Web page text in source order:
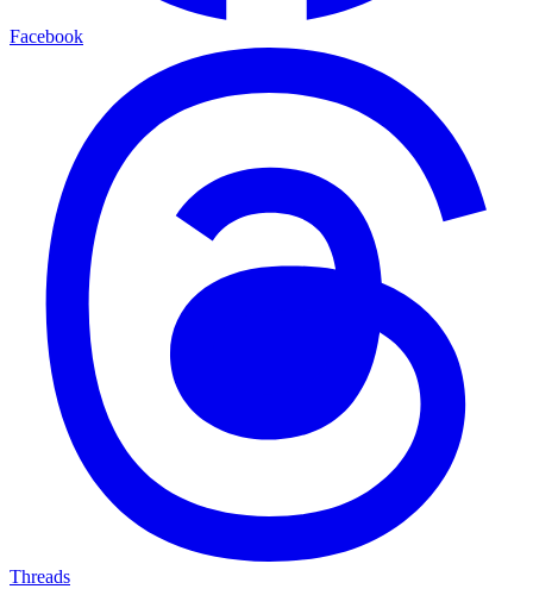
Facebook
Threads